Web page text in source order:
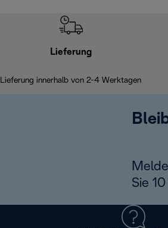
Lieferung
Lieferung innerhalb von 2-4 Werktagen
Sie